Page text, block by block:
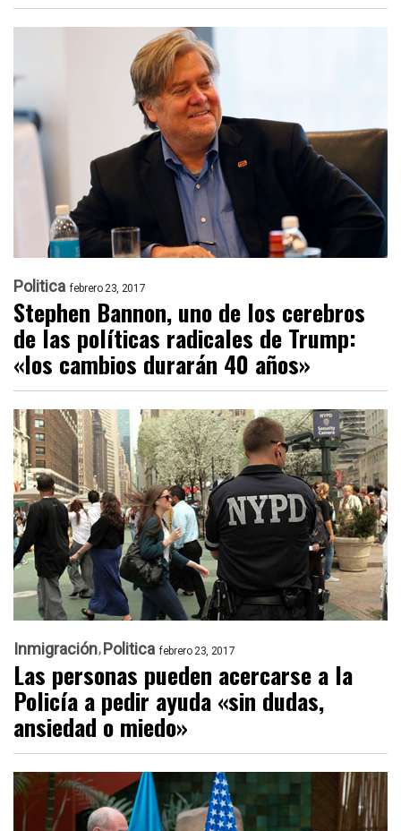
Politica febrero 23, 2017
Stephen Bannon, uno de los cerebros
de las políticas radicales de Trump:
«los cambios durarán 40 años»
Inmigración Politica febrero 23, 2017
Las personas pueden acercarse a la
Policía a pedir ayuda «sin dudas,
ansiedad o miedo»